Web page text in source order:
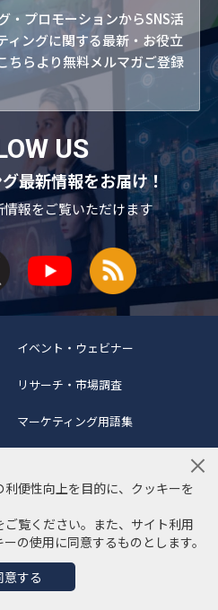
・プロモーションからSNS活
ィングに関する最新・お役立
ちらより無料メルマガご登録
US
最新情報をお届け！
情報をご覧いただけます
イベント・ウェビナー
リサーチ・市場調査
マーケティング用語集
集ポリシー
サイトマップ
個人情報保護方針
.All Rights Reserved.
便性向上を目的に、クッキーを
ご覧ください。また、サイト利用
の使用に同意するものとします。
意する